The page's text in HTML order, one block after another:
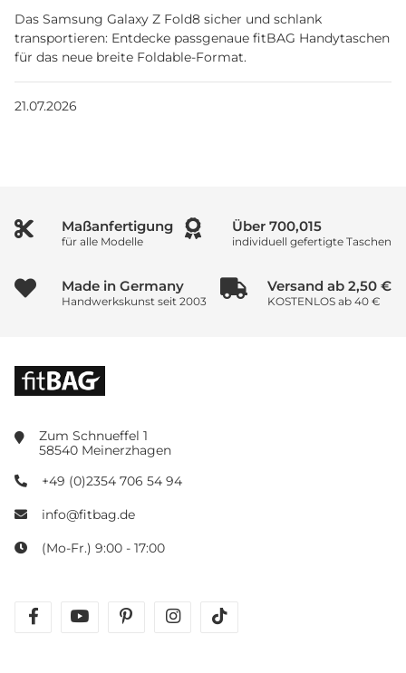
Das Samsung Galaxy Z Fold8 sicher und schlank
transportieren: Entdecke passgenaue fitBAG Handytaschen
für das neue breite Foldable-Format.
21.07.2026
Maßanfertigung
für alle Modelle
Über 1,000,000
individuell gefertigte Taschen
Made in Germany
Handwerkskunst seit 2003
Versand ab 2,50 €
KOSTENLOS ab 40 €
Zum Schnueffel 1
58540 Meinerzhagen
+49 (0)2354 706 54 94
info@fitbag.de
(Mo-Fr.) 9:00 - 17:00
facebookyoutubepinterestinstagram